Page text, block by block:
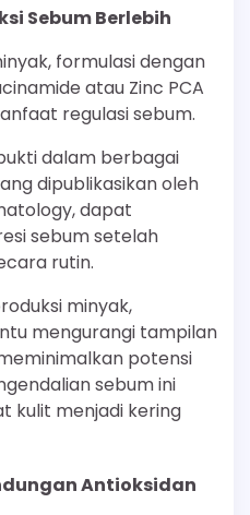
Sebum Berlebih
formulasi dengan
atau Zinc PCA
regulasi sebum.
dalam berbagai
dipublikasikan oleh
dapat
sebum setelah
rutin.
minyak,
mengurangi tampilan
potensi
sebum ini
kulit menjadi kering
Antioksidan